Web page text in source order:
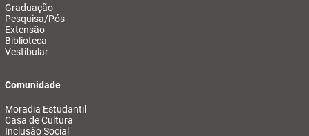
Graduação
Pesquisa/Pós
Extensão
Biblioteca
Vestibular
Comunidade
Moradia Estudantil
Casa de Cultura
Inclusão Social